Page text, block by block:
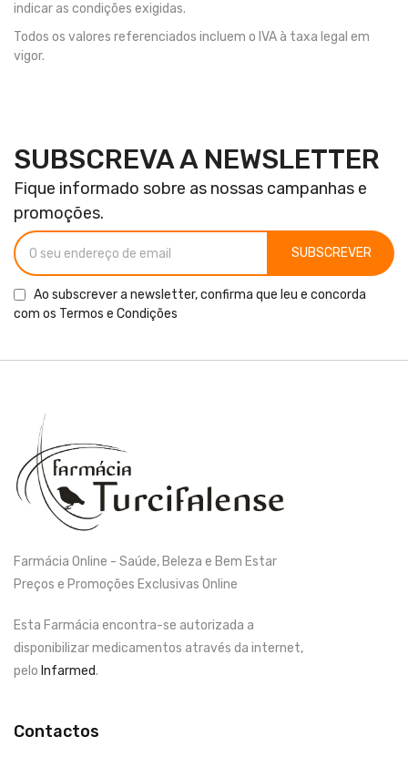
indicar as condições exigidas.
Todos os valores referenciados incluem o IVA à taxa legal em
vigor.
SUBSCREVA A NEWSLETTER
Fique informado sobre as nossas campanhas e
promoções.
SUBSCREVER
Ao subscrever a newsletter, confirma que leu e concorda
com os Termos e Condições
Farmácia Online - Saúde, Beleza e Bem Estar
Preços e Promoções Exclusivas Online
Esta Farmácia encontra-se autorizada a
disponibilizar medicamentos através da internet,
pelo Infarmed.
Contactos